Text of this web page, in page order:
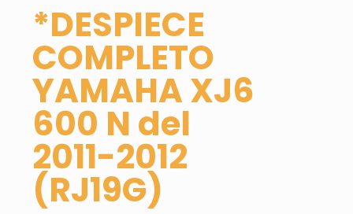
*DESPIECE
COMPLETO
YAMAHA XJ6
600 N del
2011-2012
(RJ19G)